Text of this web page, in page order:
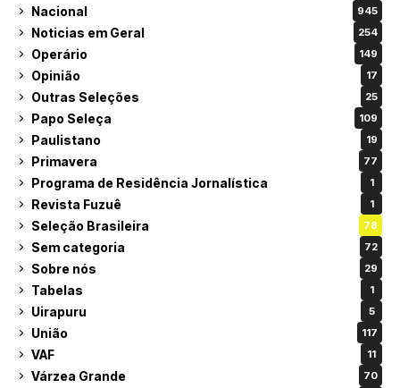
Nacional 945
Noticias em Geral 254
Operário 149
Opinião 17
Outras Seleções 25
Papo Seleça 109
Paulistano 19
Primavera 77
Programa de Residência Jornalística 1
Revista Fuzuê 1
Seleção Brasileira 78
Sem categoria 72
Sobre nós 29
Tabelas 1
Uirapuru 5
União 117
VAF 11
Várzea Grande 70